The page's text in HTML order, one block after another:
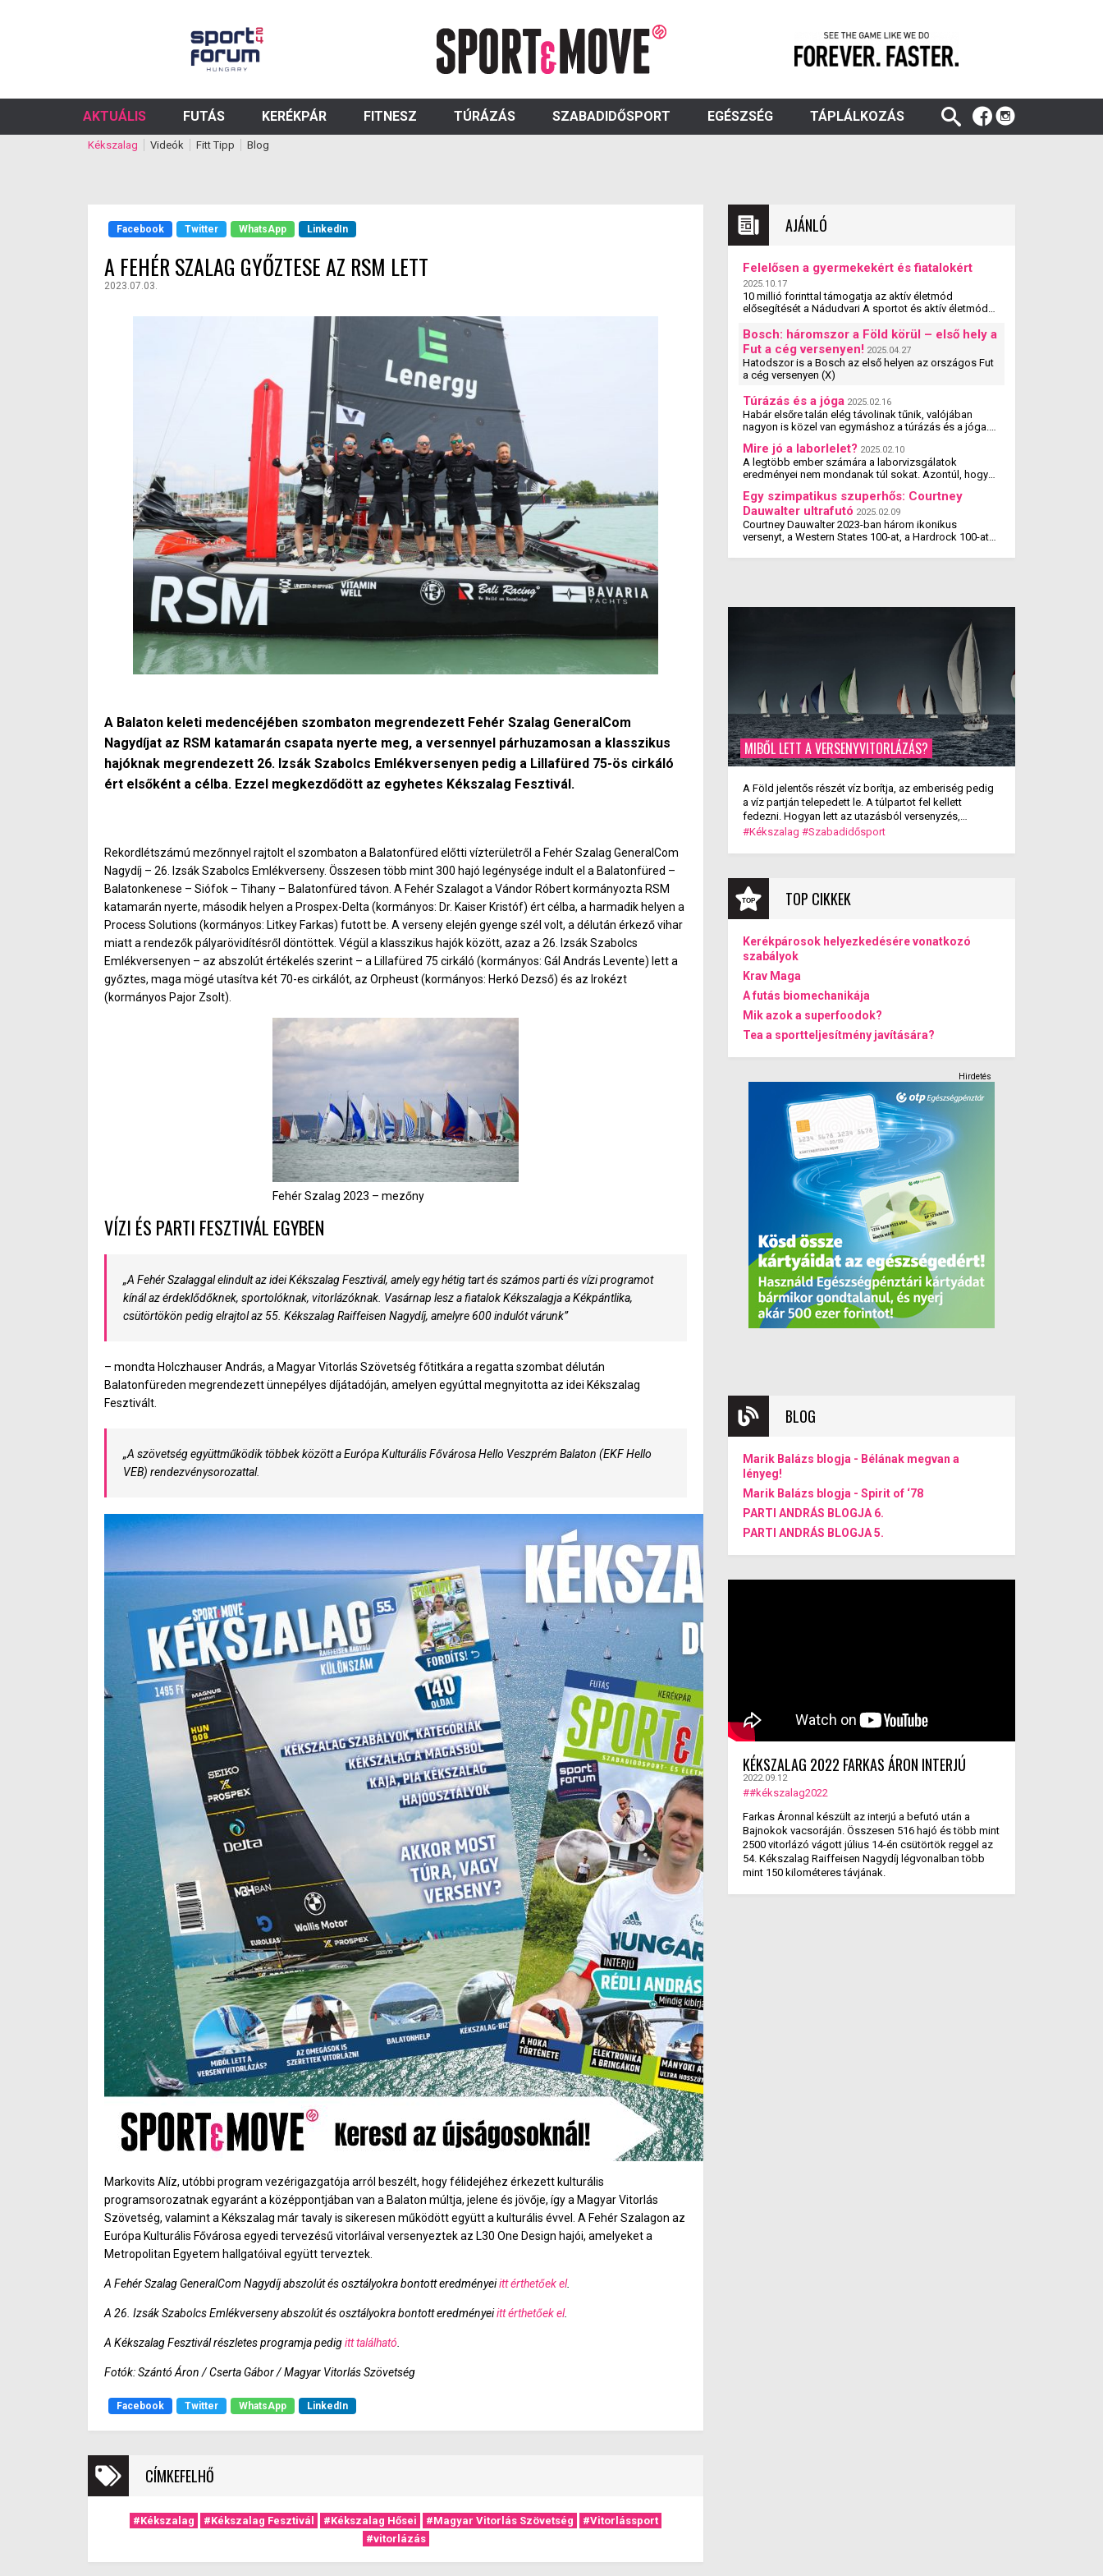
AKTUÁLIS FUTÁS KERÉKPÁR FITNESZ TÚRÁZÁS SZABADIDŐSPORT EGÉSZSÉG TÁPLÁLKOZÁS
Kékszalag Videók Fitt Tipp Blog
Facebook Twitter WhatsApp LinkedIn
A FEHÉR SZALAG GYŐZTESE AZ RSM LETT
2023.07.03.
A Balaton keleti medencéjében szombaton megrendezett Fehér Szalag GeneralCom
Nagydíjat az RSM katamarán csapata nyerte meg, a versennyel párhuzamosan a klasszikus
hajóknak megrendezett 26. Izsák Szabolcs Emlékversenyen pedig a Lillafüred 75-ös cirkáló
ért elsőként a célba. Ezzel megkezdődött az egyhetes Kékszalag Fesztivál.
Rekordlétszámú mezőnnyel rajtolt el szombaton a Balatonfüred előtti vízterületről a Fehér Szalag GeneralCom
Nagydíj – 26. Izsák Szabolcs Emlékverseny. Összesen több mint 300 hajó legénysége indult el a Balatonfüred –
Balatonkenese – Siófok – Tihany – Balatonfüred távon. A Fehér Szalagot a Vándor Róbert kormányozta RSM
katamarán nyerte, második helyen a Prospex-Delta (kormányos: Dr. Kaiser Kristóf) ért célba, a harmadik helyen a
Process Solutions (kormányos: Litkey Farkas) futott be. A verseny elején gyenge szél volt, a délután érkező vihar
miatt a rendezők pályarövidítésről döntöttek. Végül a klasszikus hajók között, azaz a 26. Izsák Szabolcs
Emlékversenyen – az abszolút értékelés szerint – a Lillafüred 75 cirkáló (kormányos: Gál András Levente) lett a
győztes, maga mögé utasítva két 70-es cirkálót, az Orpheust (kormányos: Herkó Dezső) és az Irokézt
(kormányos Pajor Zsolt).
Fehér Szalag 2023 – mezőny
VÍZI ÉS PARTI FESZTIVÁL EGYBEN
„A Fehér Szalaggal elindult az idei Kékszalag Fesztivál, amely egy hétig tart és számos parti és vízi programot
kínál az érdeklődőknek, sportolóknak, vitorlázóknak. Vasárnap lesz a fiatalok Kékszalagja a Kékpántlika,
csütörtökön pedig elrajtol az 55. Kékszalag Raiffeisen Nagydíj, amelyre 600 indulót várunk”
– mondta Holczhauser András, a Magyar Vitorlás Szövetség főtitkára a regatta szombat délután
Balatonfüreden megrendezett ünnepélyes díjátadóján, amelyen egyúttal megnyitotta az idei Kékszalag
Fesztivált.
„A szövetség együttműködik többek között a Európa Kulturális Fővárosa Hello Veszprém Balaton (EKF Hello
VEB) rendezvénysorozattal.
Markovits Alíz, utóbbi program vezérigazgatója arról beszélt, hogy félidejéhez érkezett kulturális
programsorozatnak egyaránt a középpontjában van a Balaton múltja, jelene és jövője, így a Magyar Vitorlás
Szövetség, valamint a Kékszalag már tavaly is sikeresen működött együtt a kulturális évvel. A Fehér Szalagon az
Európa Kulturális Fővárosa egyedi tervezésű vitorláival versenyeztek az L30 One Design hajói, amelyeket a
Metropolitan Egyetem hallgatóival együtt terveztek.
A Fehér Szalag GeneralCom Nagydíj abszolút és osztályokra bontott eredményeiitt érthetőek el.
A 26. Izsák Szabolcs Emlékverseny abszolút és osztályokra bontott eredményeiitt érthetőek el.
A Kékszalag Fesztivál részletes programja pedigitt található
Fotók: Szántó Áron / Cserta Gábor / Magyar Vitorlás Szövetség
Facebook Twitter WhatsApp LinkedIn
CÍMKEFELHŐ
#Kékszalag #Kékszalag Fesztivál #Kékszalag Hősei #Magyar Vitorlás Szövetség
#Vitorlássport
#vitorlázás
AJÁNLÓ
Felelősen a gyermekekért és fiatalokért
2025.10.17
10 millió forinttal támogatja az aktív életmód
elősegítését a Nádudvari A sportot és aktív életmódot
szakmai ...
Bosch: háromszor a Föld körül – első hely a
Fut a cég versenyen! 2025.04.27
Hatodszor is a Bosch az első helyen az országos Fut
a cég versenyen (X)
Túrázás és a jóga 2025.02.16
Habár elsőre talán elég távolinak tűnik, valójában
nagyon is közel van egymáshoz a túrázás és a jóga.
...
Mire jó a laborlelet? 2025.02.10
A legtöbb ember számára a laborvizsgálatok
eredményei nem mondanak túl sokat. Azontúl, hogy
értékek valószínűleg ...
Egy szimpatikus szuperhős: Courtney
Dauwalter ultrafutó 2025.02.09
Courtney Dauwalter 2023-ban három ikonikus
versenyt, a Western States 100-at, a Hardrock 100-at
kívül eddig még ...
MIBŐL LETT A VERSENYVITORLÁZÁS?
A Föld jelentős részét víz borítja, az emberiség pedig
a víz partján telepedett le. A túlpartot fel kellett
fedezni. Hogyan lett az utazásból versenyzés,
szórakozás? A versenyvitorlázás kialakulása.
#Kékszalag #Szabadidősport
TOP CIKKEK
Kerékpárosok helyezkedésére vonatkozó
szabályok
Krav Maga
A futás biomechanikája
Mik azok a superfoodok?
Tea a sportteljesítmény javítására?
Hirdetés
BLOG
Marik Balázs blogja - Bélának megvan a
lényeg!
Marik Balázs blogja - Spirit of ‘78
PARTI ANDRÁS BLOGJA 6.
PARTI ANDRÁS BLOGJA 5.
KÉKSZALAG 2022 FARKAS ÁRON INTERJÚ
2022.09.12
##kékszalag2022
Farkas Áronnal készült az interjú a befutó után a
Bajnokok vacsoráján. Összesen 516 hajó és több mint
2500 vitorlázó vágott július 14-én csütörtök reggel az
54. Kékszalag Raiffeisen Nagydíj légvonalban több
mint 150 kilométeres távjának.